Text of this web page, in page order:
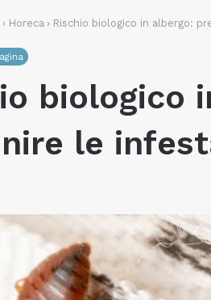
› Horeca › Rischio biologico in albergo:
biologico
le